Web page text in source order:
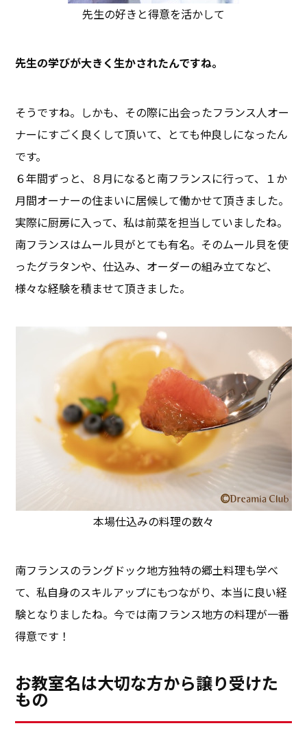
先生の好きと得意を活かして
――先生の学びが大きく生かされたんですね。
そうですね。しかも、その際に出会ったフランス人オー
ナーにすごく良くして頂いて、とても仲良しになったん
です。
６年間ずっと、８月になると南フランスに行って、１か
月間オーナーの住まいに居候して働かせて頂きました。
実際に厨房に入って、私は前菜を担当していましたね。
南フランスはムール貝がとても有名。そのムール貝を使
ったグラタンや、仕込み、オーダーの組み立てなど、
様々な経験を積ませて頂きました。
本場仕込みの料理の数々
南フランスのラングドック地方独特の郷土料理も学べ
て、私自身のスキルアップにもつながり、本当に良い経
験となりましたね。今では南フランス地方の料理が一番
得意です！
お教室名は大切な方から譲り受けた
もの